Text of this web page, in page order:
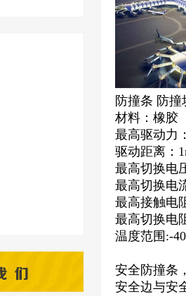
防撞条 防
材料：橡胶
最高驱动力
驱动距离：
最高切换电
最高切换电
最高接触电
最高切换电
温度范围:-
安全防撞条
安全边与安